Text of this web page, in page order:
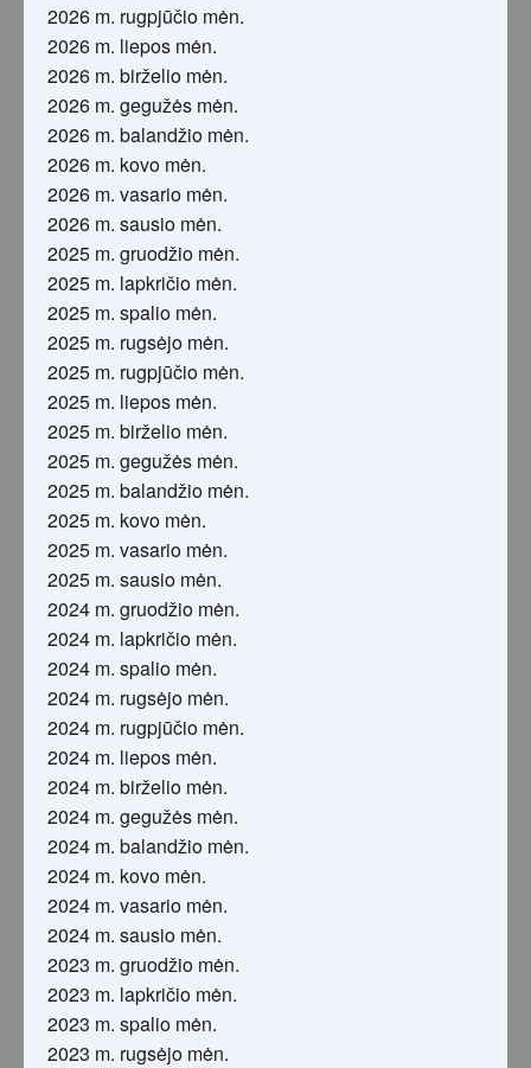
2026 m. rugpjūčio mėn.
2026 m. liepos mėn.
2026 m. birželio mėn.
2026 m. gegužės mėn.
2026 m. balandžio mėn.
2026 m. kovo mėn.
2026 m. vasario mėn.
2026 m. sausio mėn.
2025 m. gruodžio mėn.
2025 m. lapkričio mėn.
2025 m. spalio mėn.
2025 m. rugsėjo mėn.
2025 m. rugpjūčio mėn.
2025 m. liepos mėn.
2025 m. birželio mėn.
2025 m. gegužės mėn.
2025 m. balandžio mėn.
2025 m. kovo mėn.
2025 m. vasario mėn.
2025 m. sausio mėn.
2024 m. gruodžio mėn.
2024 m. lapkričio mėn.
2024 m. spalio mėn.
2024 m. rugsėjo mėn.
2024 m. rugpjūčio mėn.
2024 m. liepos mėn.
2024 m. birželio mėn.
2024 m. gegužės mėn.
2024 m. balandžio mėn.
2024 m. kovo mėn.
2024 m. vasario mėn.
2024 m. sausio mėn.
2023 m. gruodžio mėn.
2023 m. lapkričio mėn.
2023 m. spalio mėn.
2023 m. rugsėjo mėn.